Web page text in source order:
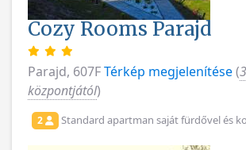
Cozy Rooms Parajd
Parajd, 607FTérkép megjelenítése(
központjától)
2 Standard apartman saját fürdővel és